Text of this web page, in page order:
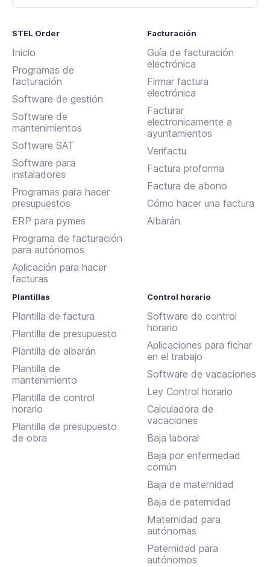
STEL Order
Inicio
Programas de
facturación
Software de gestión
Software de
mantenimientos
Software SAT
Software para
instaladores
Programas para hacer
presupuestos
ERP para pymes
Programa de facturación
para autónomos
Aplicación para hacer
facturas
Facturación
Guía de facturación
electrónica
Firmar factura
electrónica
Facturar
electronicamente a
ayuntamientos
Verifactu
Factura proforma
Factura de abono
Cómo hacer una factura
Albarán
Plantillas
Plantilla de factura
Plantilla de presupuesto
Plantilla de albarán
Plantilla de
mantenimiento
Plantilla de control
horario
Plantilla de presupuesto
de obra
Control horario
Software de control
horario
Aplicaciones para fichar
en el trabajo
Software de vacaciones
Ley Control horario
Calculadora de
vacaciones
Baja laboral
Baja por enfermedad
común
Baja de maternidad
Baja de paternidad
Maternidad para
autónomas
Paternidad para
autónomos